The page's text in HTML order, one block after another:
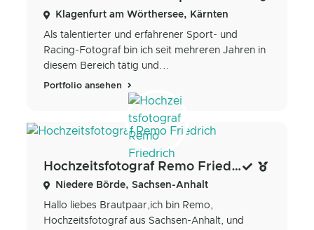
Klagenfurt am Wörthersee, Kärnten
Als talentierter und erfahrener Sport- und
Racing-Fotograf bin ich seit mehreren Jahren in
diesem Bereich tätig und...
Portfolio ansehen
Hochzeitsfotograf Remo Friedrich
Niedere Börde, Sachsen-Anhalt
Hallo liebes Brautpaar, ​ ich bin Remo,
Hochzeitsfotograf aus Sachsen-Anhalt, und